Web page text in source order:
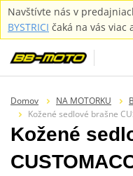
Navštívte nás v
BYSTRICI čaká na vás viac
Domov NA MOTORKU
Kožené sedlové brašne
Kožené